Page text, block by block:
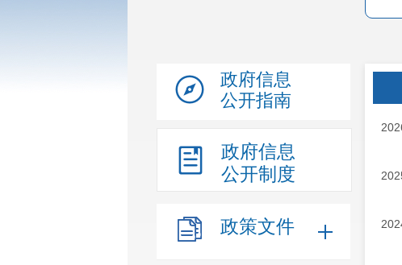
政府信息
公开指南
政府信息
公开制度
政策文件